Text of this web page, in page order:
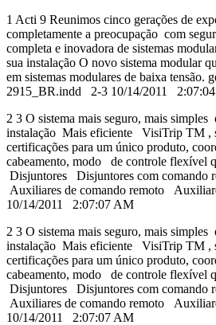
1 Acti 9 Reunimos cinco gerações de
completamente a preocupação com
completa e inovadora de sistemas
sua instalação O novo sistema modular
em sistemas modulares de baixa
2915_BR.indd 2-3 10/14/2011
2 3 O sistema mais seguro, mais
instalação Mais eficiente VisiTrip TM ,
certificações para um único produto,
cabeamento, modo de controle flexível
Disjuntores Disjuntores com
Auxiliares de comando remoto
10/14/2011 2:07:07 AM
2 3 O sistema mais seguro, mais
instalação Mais eficiente VisiTrip TM ,
certificações para um único produto,
cabeamento, modo de controle flexível
Disjuntores Disjuntores com
Auxiliares de comando remoto
10/14/2011 2:07:07 AM